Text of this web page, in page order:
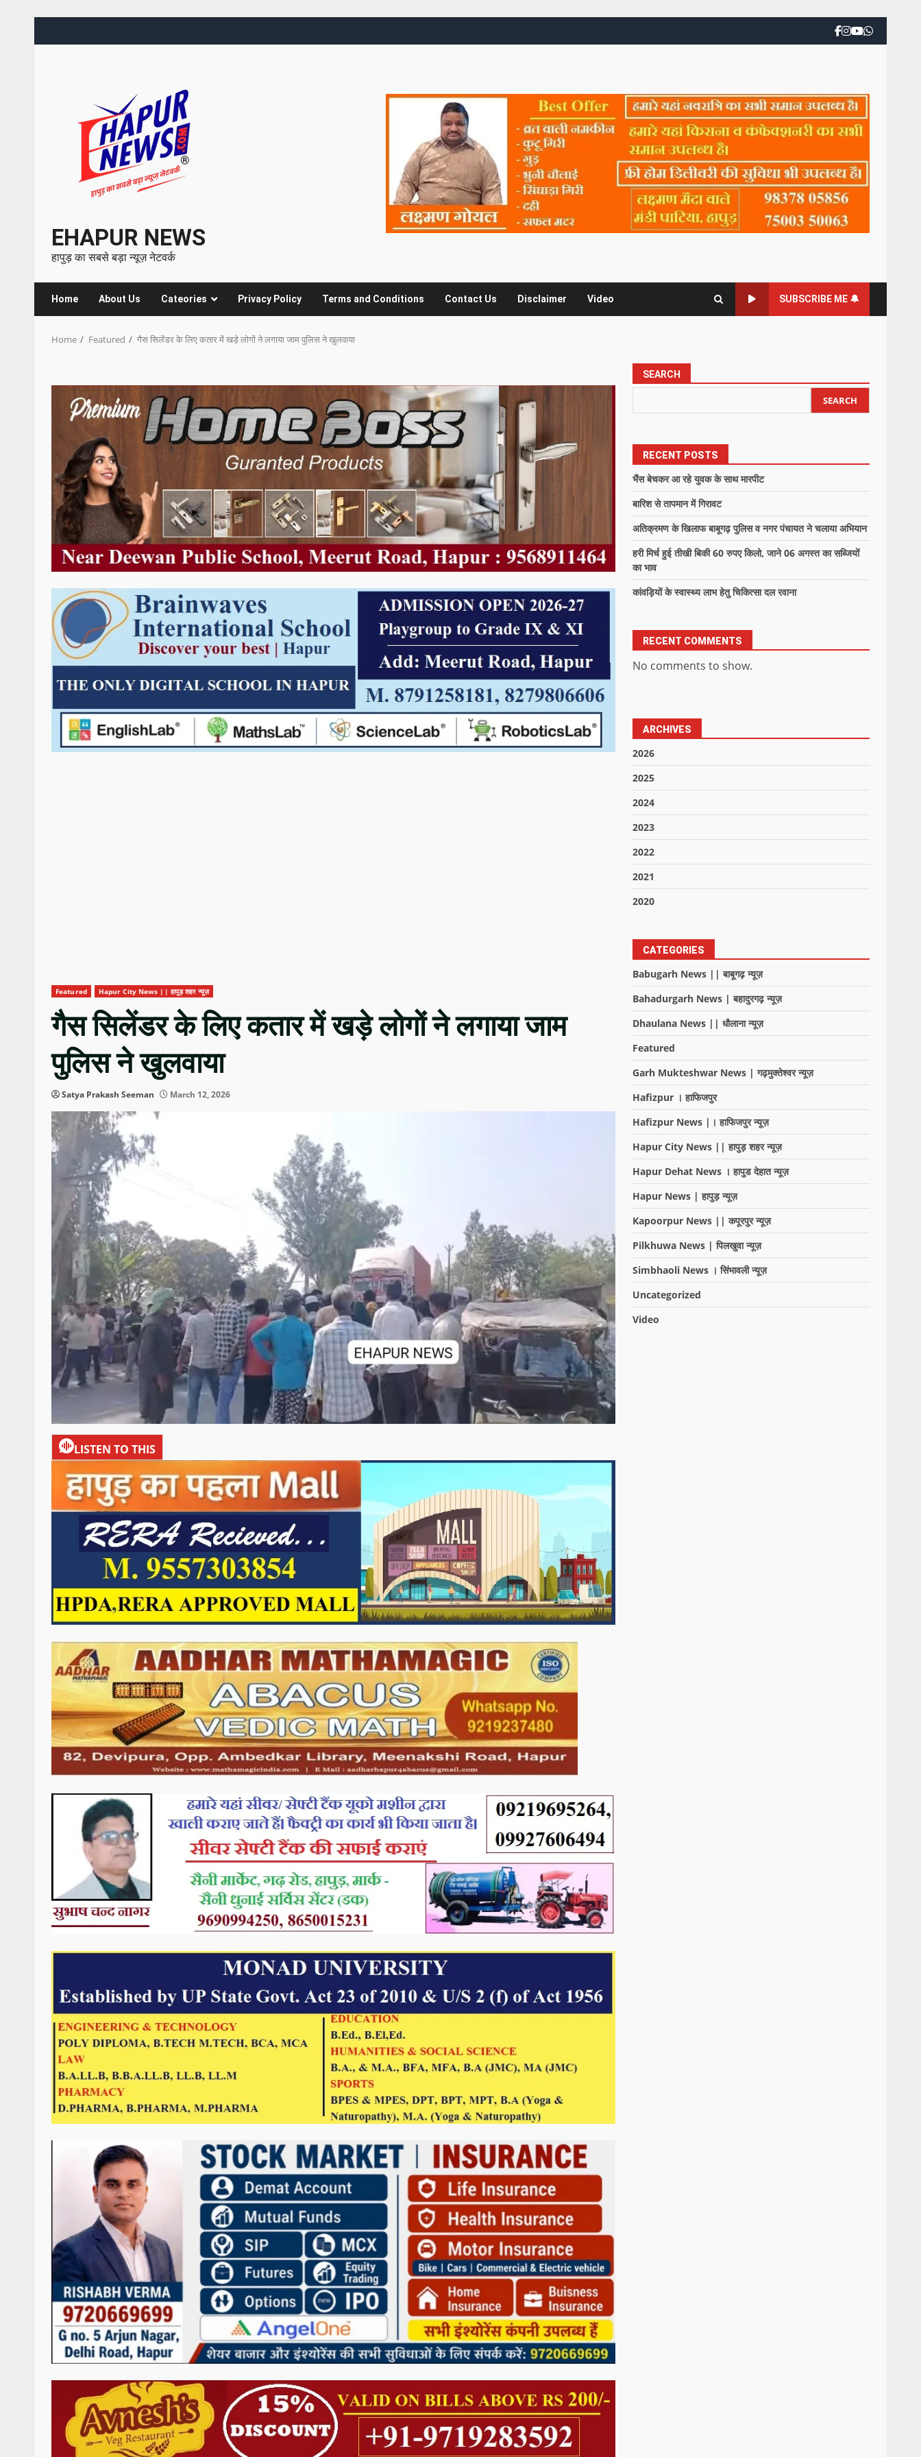
EHAPUR NEWS
हापुड़ का सबसे बड़ा न्यूज़ नेटवर्क
Home About Us Cateories Privacy Policy Terms and Conditions Contact Us Disclaimer Video SUBSCRIBE ME 🔔
Home Featured गैस सिलेंडर के लिए कतार में खड़े लोगों ने लगाया जाम पुलिस ने खुलवाया
Featured Hapur City News || हापुड़ शहर न्यूज़
गैस सिलेंडर के लिए कतार में खड़े लोगों ने लगाया जाम
पुलिस ने खुलवाया
Satya Prakash Seeman March 12, 2026
LISTEN TO THIS
SEARCH
SEARCH
RECENT POSTS
भैंस बेचकर आ रहे युवक के साथ मारपीट
बारिश से तापमान में गिरावट
अतिक्रमण के खिलाफ बाबूगढ़ पुलिस व नगर पंचायत ने चलाया अभियान
हरी मिर्च हुई तीखी बिकी 60 रुपए किलो, जाने 06 अगस्त का सब्जियों
का भाव
कांवड़ियों के स्वास्थ्य लाभ हेतु चिकित्सा दल रवाना
RECENT COMMENTS
No comments to show.
ARCHIVES
2026
2025
2024
2023
2022
2021
2020
CATEGORIES
Babugarh News || बाबूगढ़ न्यूज़
Bahadurgarh News | बहादुरगढ़ न्यूज़
Dhaulana News || धौलाना न्यूज़
Featured
Garh Mukteshwar News | गढ़मुक्तेश्वर न्यूज़
Hafizpur । हाफिजपुर
Hafizpur News |। हाफिजपुर न्यूज़
Hapur City News || हापुड़ शहर न्यूज़
Hapur Dehat News । हापुड देहात न्यूज़
Hapur News | हापुड़ न्यूज़
Kapoorpur News || कपूरपुर न्यूज़
Pilkhuwa News | पिलखुवा न्यूज़
Simbhaoli News । सिंभावली न्यूज़
Uncategorized
Video